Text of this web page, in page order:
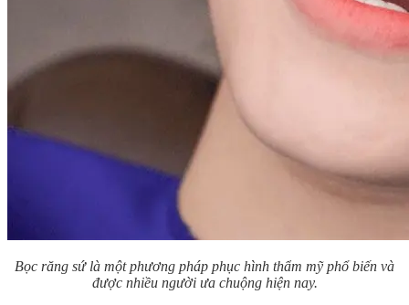
Bọc răng sứ là một phương pháp phục hình thẩm mỹ phổ biến và
được nhiều người ưa chuộng hiện nay.